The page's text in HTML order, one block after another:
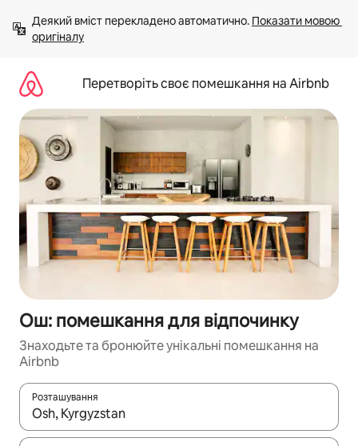
вмісту
Деякий вміст перекладено автоматично. Показати мовою
оригіналу
Перетворіть своє помешкання на Airbnb
Ош: помешкання для відпочинку
Знаходьте та бронюйте унікальні помешкання на
Airbnb
Розташування
Отримавши результати пошуку, використовуйте для